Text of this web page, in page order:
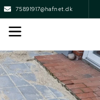
75891917@hafnet.dk